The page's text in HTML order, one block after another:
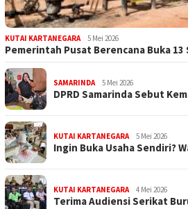
KUTAI KARTANEGARA 5 Mei 2026
Pemerintah Pusat Berencana Buka
SAMARINDA 5 Mei 2026
DPRD Samarinda Sebut
KUTAI KARTANEGARA 5 Mei 2026
Ingin Buka Usaha Sendiri?
KUTAI KARTANEGARA 4 Mei 2026
Terima Audiensi Serikat